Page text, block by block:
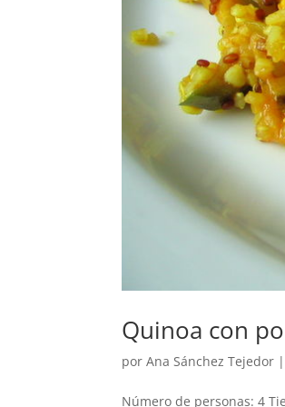
Quinoa con
porAna Sánchez Tejedor |
Número de personas: 4